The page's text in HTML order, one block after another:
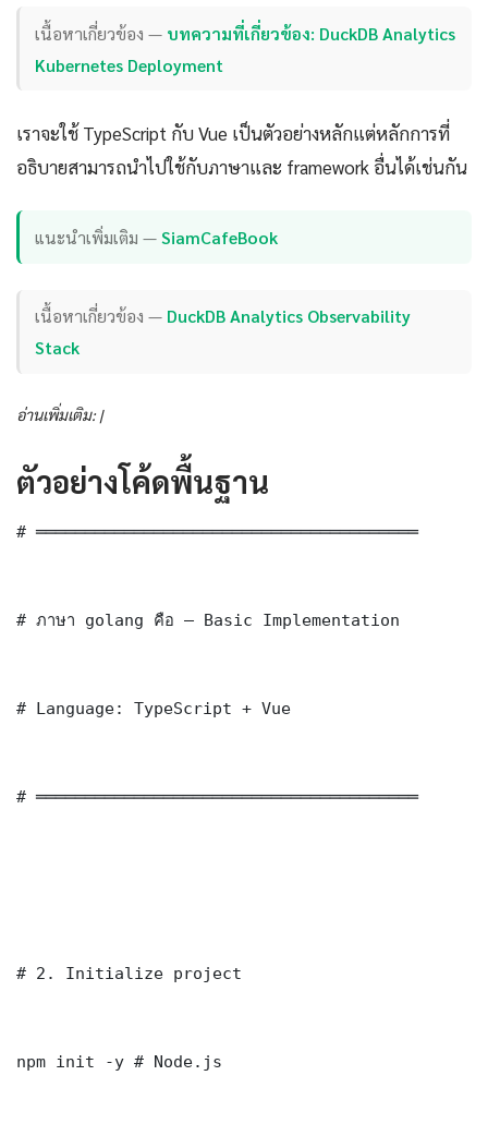
เนื้อหาเกี่ยวข้อง — บทความที่เกี่ยวข้อง: DuckDB Analytics
Kubernetes Deployment
เราจะใช้ TypeScript กับ Vue เป็นตัวอย่างหลักแต่หลักการที่
อธิบายสามารถนำไปใช้กับภาษาและ framework อื่นได้เช่นกัน
แนะนำเพิ่มเติม —SiamCafeBook
เนื้อหาเกี่ยวข้อง — DuckDB Analytics Observability
Stack
อ่านเพิ่มเติม: |
ตัวอย่างโค้ดพื้นฐาน
# ═══════════════════════════════════════
# ภาษา golang คือ — Basic Implementation
# Language: TypeScript + Vue
# ═══════════════════════════════════════
# 2. Initialize project
npm init -y # Node.js